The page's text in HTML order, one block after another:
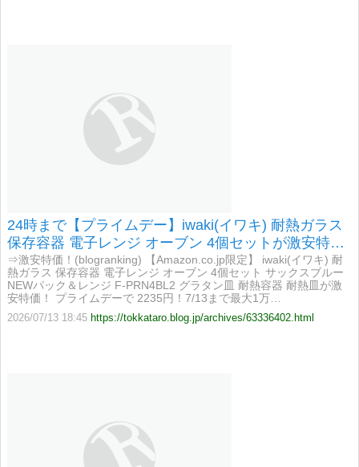
24時まで【プライムデー】iwaki(イワキ) 耐熱ガラス
保存容器 電子レンジ オーブン 4個セットが激安特
価！
⇒激安特価！(blogranking) 【Amazon.co.jp限定】 iwaki(イワキ) 耐
熱ガラス 保存容器 電子レンジ オーブン 4個セット サックスブルー
NEWパック＆レンジ F-PRN4BL2 グラタン皿 耐熱容器 耐熱皿が激
安特価！ プライムデーで 2235円！7/13まで最大1万…
2026/07/13 18:45 https://tokkataro.blog.jp/archives/63336402.html